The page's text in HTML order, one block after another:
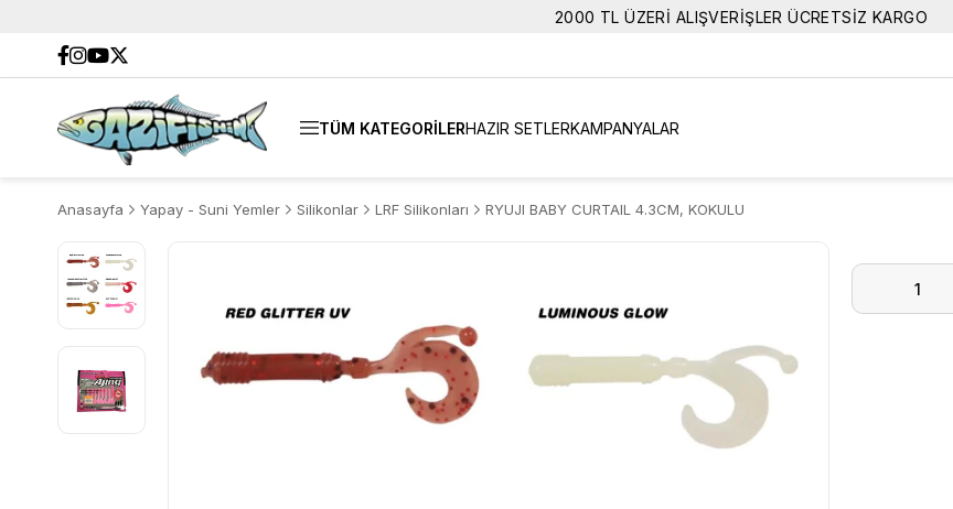
2000 TL ÜZERİ ALIŞVERİŞLER ÜCRETSİZ KARGO
TÜM KATEGORİLERHAZIR SETLERKAMPANYALAR
Anasayfa Yapay - Suni Yemler Silikonlar LRF Silikonları RYUJI BABY CURTAIL 4.3CM, KOKULU